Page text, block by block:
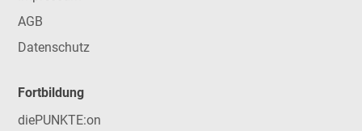
AGB
Datenschutz
Fortbildung
diePUNKTE:on